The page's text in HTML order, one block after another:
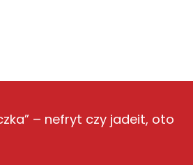
– nefryt czy jadeit, oto